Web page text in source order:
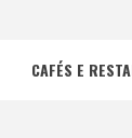
CAFÉS E